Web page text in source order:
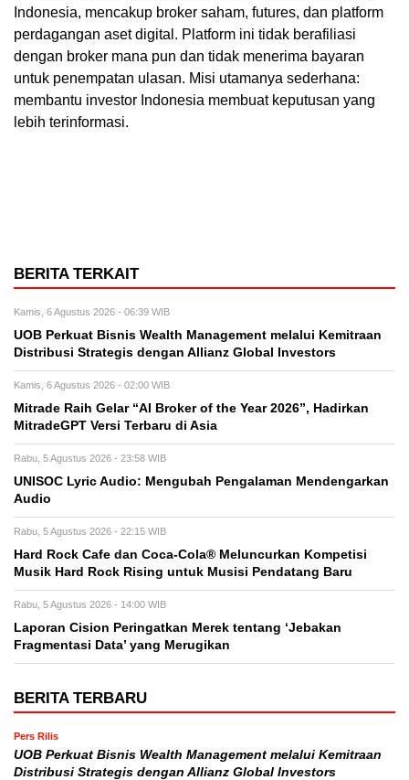
Indonesia, mencakup broker saham, futures, dan platform
perdagangan aset digital. Platform ini tidak berafiliasi
dengan broker mana pun dan tidak menerima bayaran
untuk penempatan ulasan. Misi utamanya sederhana:
membantu investor Indonesia membuat keputusan yang
lebih terinformasi.
BERITA TERKAIT
Kamis, 6 Agustus 2026 - 06:39 WIB
UOB Perkuat Bisnis Wealth Management melalui Kemitraan
Distribusi Strategis dengan Allianz Global Investors
Kamis, 6 Agustus 2026 - 02:00 WIB
Mitrade Raih Gelar “AI Broker of the Year 2026”, Hadirkan
MitradeGPT Versi Terbaru di Asia
Rabu, 5 Agustus 2026 - 23:58 WIB
UNISOC Lyric Audio: Mengubah Pengalaman Mendengarkan
Audio
Rabu, 5 Agustus 2026 - 22:15 WIB
Hard Rock Cafe dan Coca-Cola® Meluncurkan Kompetisi
Musik Hard Rock Rising untuk Musisi Pendatang Baru
Rabu, 5 Agustus 2026 - 14:00 WIB
Laporan Cision Peringatkan Merek tentang ‘Jebakan
Fragmentasi Data’ yang Merugikan
BERITA TERBARU
Pers Rilis
UOB Perkuat Bisnis Wealth Management melalui Kemitraan
Distribusi Strategis dengan Allianz Global Investors